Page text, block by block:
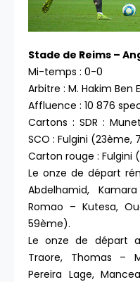
Stade de Reims –
Mi-temps : 0-0
Arbitre : M. Hakim Ben
Affluence : 10 876
Cartons : SDR :
SCO : Fulgini
Carton rouge : Fulgini
Le onze de départ
Abdelhamid,
Romao – Kutesa,
59ème).
Le onze de départ
Traore, Thomas –
Pereira Lage,